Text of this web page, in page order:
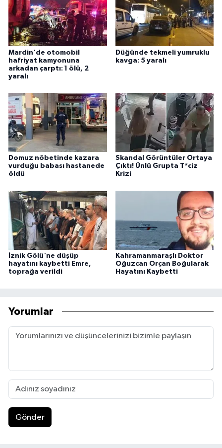
Mardin'de otomobil
hafriyat kamyonuna
arkadan çarptı: 1 ölü, 2
yaralı
Düğünde tekmeli yumruklu
kavga: 5 yaralı
Domuz nöbetinde kazara
vurduğu babası hastanede
öldü
Skandal Görüntüler Ortaya
Çıktı! Ünlü Grupta T*ciz
Krizi
İznik Gölü'ne düşüp
hayatını kaybetti Emre,
toprağa verildi
Kahramanmaraşlı Doktor
Oğuzcan Orçan Boğularak
Hayatını Kaybetti
Yorumlar
Gönder